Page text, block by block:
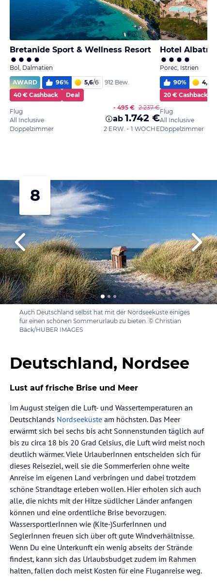
Bretanide Sport & Wellness Resort
Bol, Dalmatien
AWARD
96% 5,6/6
912 Bew.
40 € Cashback
Deal
Flug
All Inclusive
Doppelzimmer
- 495 € 2.237 €
ab 1.742 €
2 ERW. • 1 WOCHE
Hotel
Porec, Istrien
90% 4,9
20 € Cashback
Flug
All Inclusive
Doppelzimmer
8
Auch Deutschland selbst hat mit der Nordseeküste einiges
für einen schönen Sommerurlaub zu bieten. © Christian
Bäck/HUBER IMAGES
Deutschland, Nordsee
Lust auf frische Brise und Meer
Im August steigen die Luft- und Wassertemperaturen an
Deutschlands Nordseeküste am höchsten. Das Meer
erwärmt sich bei sechs bis acht Sonnenstunden täglich auf
bis zu circa 18 bis 20 Grad Celsius, die Luft wird meist noch
deutlich wärmer. Viele UrlauberInnen entscheiden sich für
dieses Reiseziel, weil sie die Sommerferien ohne weite
Anreise im eigenen Land verbringen und dabei trotzdem
schöne Strandtage erleben wollen. Hier erholen sich auch
alle, die nichts mit der Hitze südlicher Länder anfangen
können und eine ordentliche Brise bevorzugen.
WassersportlerInnen wie (Kite-)SurferInnen und
SeglerInnen freuen sich über oft gute Windverhältnisse.
Wenn Du eine Unterkunft ein wenig abseits der Strände
findest, kann sich das Urlaubsbudget zudem im Rahmen
halten, fallen doch meist Kosten für eine Fluganreise weg.